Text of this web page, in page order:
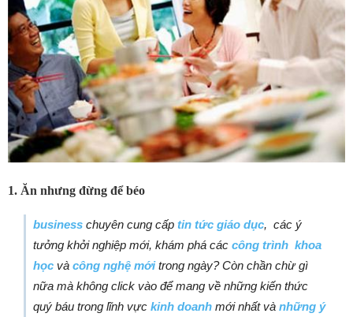
1. Ăn nhưng đừng để béo
business chuyên cung cấp tin tức giáo dục, các ý
tưởng khởi nghiệp mới, khám phá các công trình khoa
học và công nghệ mớitrong ngày? Còn chần chừ gì
nữa mà không click vào để mang về những kiến thức
quý báu trong lĩnh vực kinh doanh mới nhất và những ý